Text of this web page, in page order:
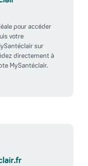
pour accéder
votre
sur
directement à
MySantéclair.